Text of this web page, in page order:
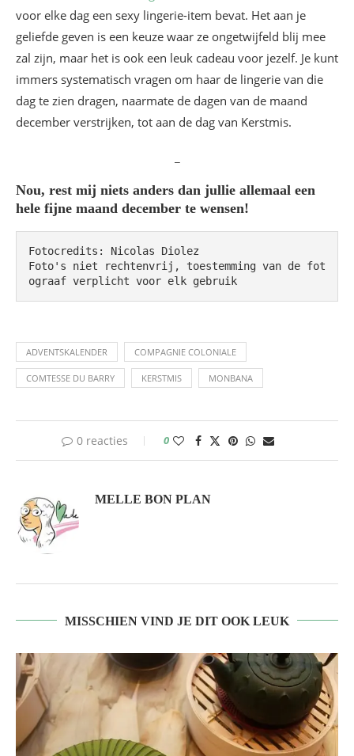
voor elke dag een sexy lingerie-item bevat. Het aan je
geliefde geven is een keuze waar ze ongetwijfeld blij mee
zal zijn, maar het is ook een leuk cadeau voor jezelf. Je kunt
immers systematisch vragen om haar de lingerie van die
dag te zien dragen, naarmate de dagen van de maand
december verstrijken, tot aan de dag van Kerstmis.
Nou, rest mij niets anders dan jullie allemaal een
hele fijne maand december te wensen!
Fotocredits: Nicolas Diolez
Foto's niet rechtenvrij, toestemming van de fot
ograaf verplicht voor elk gebruik
ADVENTSKALENDER COMPAGNIE COLONIALE
COMTESSE DU BARRY KERSTMIS MONBANA
0 reacties 0
MELLE BON PLAN
MISSCHIEN VIND JE DIT OOK LEUK